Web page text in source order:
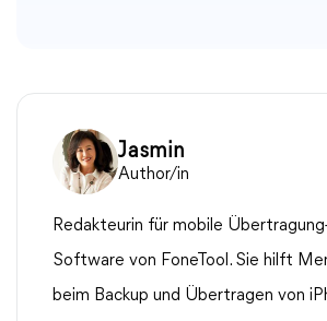
Jasmin
Author/in
Redakteurin für mobile
Software von FoneTool. Sie hilft
beim Backup und Übertragen von